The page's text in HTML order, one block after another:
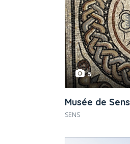
5
Musée de Sens
SENS